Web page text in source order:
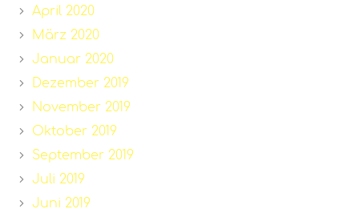
April 2020
März 2020
Januar 2020
Dezember 2019
November 2019
Oktober 2019
September 2019
Juli 2019
Juni 2019